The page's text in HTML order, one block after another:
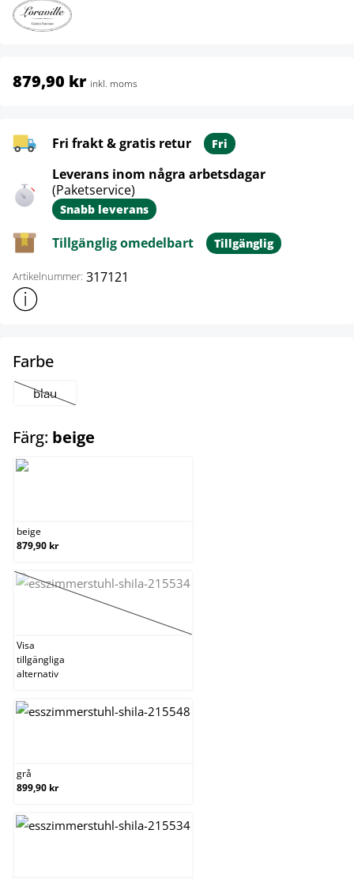
879,90 kr inkl. moms
Fri frakt & gratis retur Fri
Leverans inom några arbetsdagar
(Paketservice)
Snabb leverans
Tillgänglig omedelbart Tillgänglig
Artikelnummer: 317121
Visa mer produktinformation
Farbeselect
blau
(Det här alternativet är för närvarande inte tillgängligt.)
Färg: beige
beige
879,90 kr
brun
(Det här alternativet är för närvarande inte
Visa
tillgängliga
alternativ
grå
899,90 kr